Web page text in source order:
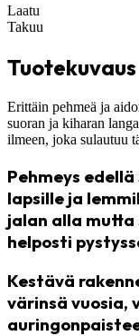
Laatu
Takuu
Tuotekuvaus
Erittäin pehmeä ja
suoran ja kiharan
ilmeen, joka sulautuu
Pehmeys
lapsille ja
jalan alla
helposti
Kestävä
värinsä vuosia,